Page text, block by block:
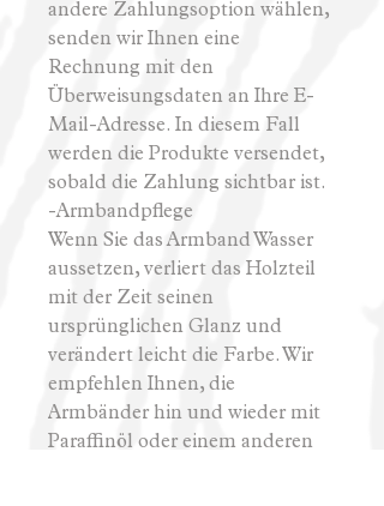
andere Zahlungsoption wählen,
senden wir Ihnen eine
Rechnung mit den
Überweisungsdaten an Ihre E-
Mail-Adresse. In diesem Fall
werden die Produkte versendet,
sobald die Zahlung sichtbar ist.
-Armbandpflege
Wenn Sie das Armband Wasser
aussetzen, verliert das Holzteil
mit der Zeit seinen
ursprünglichen Glanz und
verändert leicht die Farbe. Wir
empfehlen Ihnen, die
Armbänder hin und wieder mit
Paraffinöl oder einem anderen